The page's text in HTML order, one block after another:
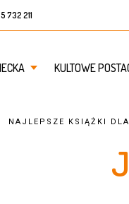
732 211
KULTOWE
NAJLEPSZE KSIĄŻKI